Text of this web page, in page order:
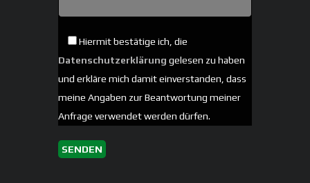
Hiermit bestätige ich, die
Datenschutzerklärung gelesen zu haben
und erkläre mich damit einverstanden, dass
meine Angaben zur Beantwortung meiner
Anfrage verwendet werden dürfen.